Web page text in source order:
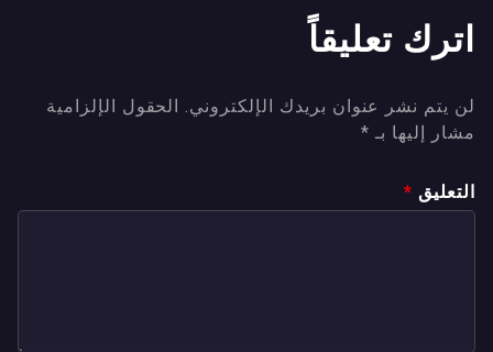
اترك تعليقاً
لن يتم نشر عنوان بريدك الإلكتروني.
الحقول الإلزامية
مشار إليها بـ*
التعليق*